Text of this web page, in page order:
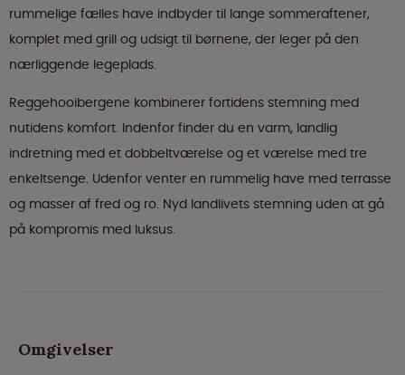
rummelige fælles have indbyder til lange sommeraftener,
komplet med grill og udsigt til børnene, der leger på den
nærliggende legeplads.
Reggehooibergene kombinerer fortidens stemning med
nutidens komfort. Indenfor finder du en varm, landlig
indretning med et dobbeltværelse og et værelse med tre
enkeltsenge. Udenfor venter en rummelig have med terrasse
og masser af fred og ro. Nyd landlivets stemning uden at gå
på kompromis med luksus.
Omgivelser